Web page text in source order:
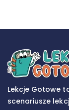
Lekcje Gotowe
scenariusze